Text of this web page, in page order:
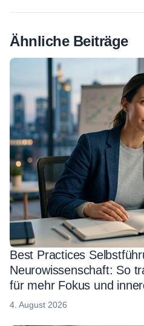
Ähnliche Beiträge
Best Practices
Neurowissenschaft: So
für mehr Fokus und
4. August 2026